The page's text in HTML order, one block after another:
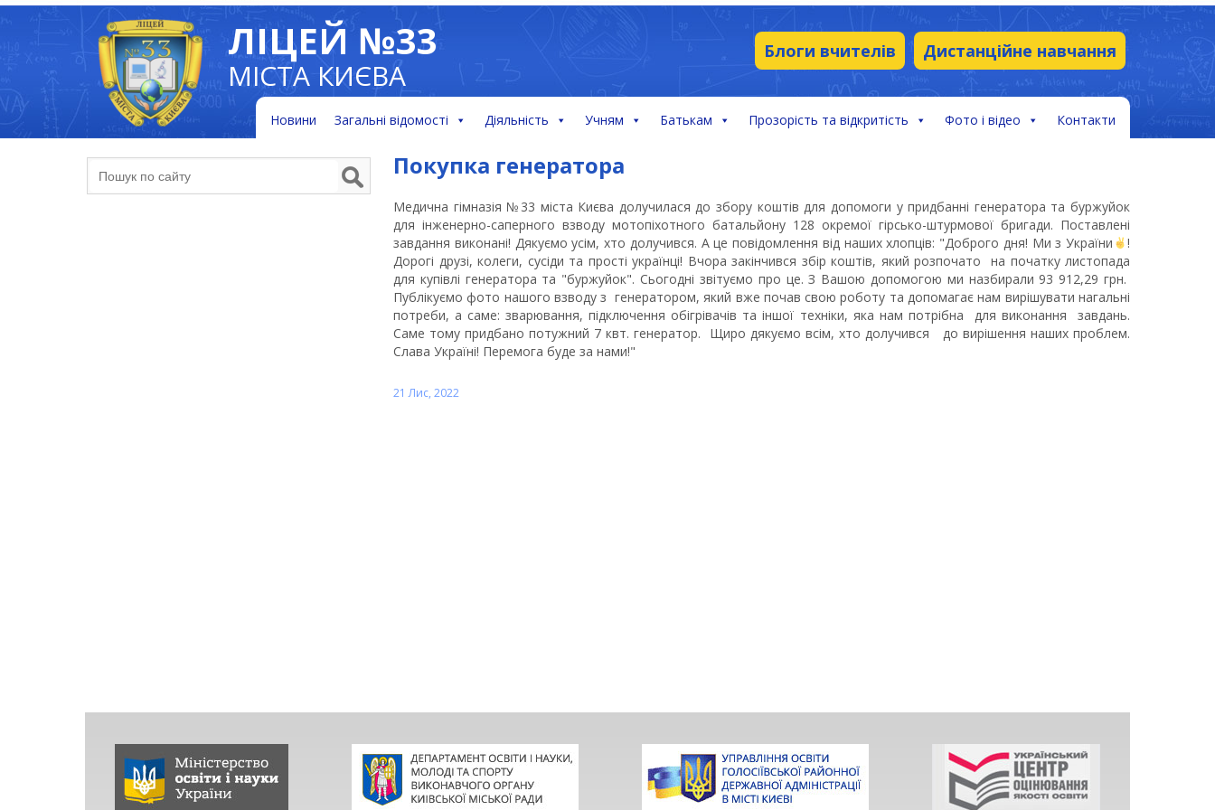
ЛІЦЕЙ №33
МІСТА КИЄВА
Дистанційне навчання
Блоги вчителів
Новини Загальні відомості Діяльність Учням Батькам Прозорість та відкритість Фото і відео Контакти
Покупка генератора
Медична гімназія №33 міста Києва долучилася до збору коштів для допомоги у придбанні генератора та буржуйок
для інженерно-саперного взводу мотопіхотного батальйону 128 окремої гірсько-штурмової бригади. Поставлені
завдання виконані! Дякуємо усім, хто долучився. А це повідомлення від наших хлопців: "Доброго дня! Ми з України
!
Дорогі друзі, колеги, сусіди та прості українці! Вчора закінчився збір коштів, який розпочато на початку листопада
для купівлі генератора та "буржуйок". Сьогодні звітуємо про це. З Вашою допомогою ми назбирали 93 912,29 грн.
Публікуємо фото нашого взводу з генератором, який вже почав свою роботу та допомагає нам вирішувати нагальні
потреби, а саме: зварювання, підключення обігрівачів та іншої техніки, яка нам потрібна для виконання завдань.
Саме тому придбано потужний 7 квт. генератор. Щиро дякуємо всім, хто долучився до вирішення наших проблем.
Слава Україні! Перемога буде за нами!"
21 Лис, 2022